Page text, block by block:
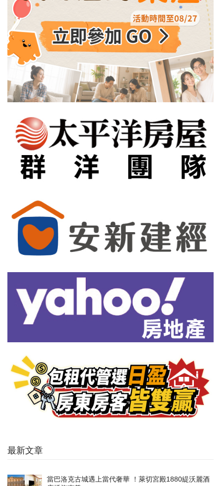
最新文章
當巴洛克古城遇上當代奢華 ！萊切宮殿1880緹沃麗酒